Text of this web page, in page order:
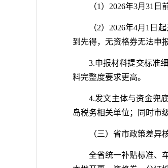
（1）2026年3月31
（2）2026年4月1日
到先得，无资格券无法申
3.申报材料提交标准
料完整度要求更高。
4.发文主体与资金兜
岛税务相关单位；同时市
（三）省市政策差异
全省统一补贴标准、